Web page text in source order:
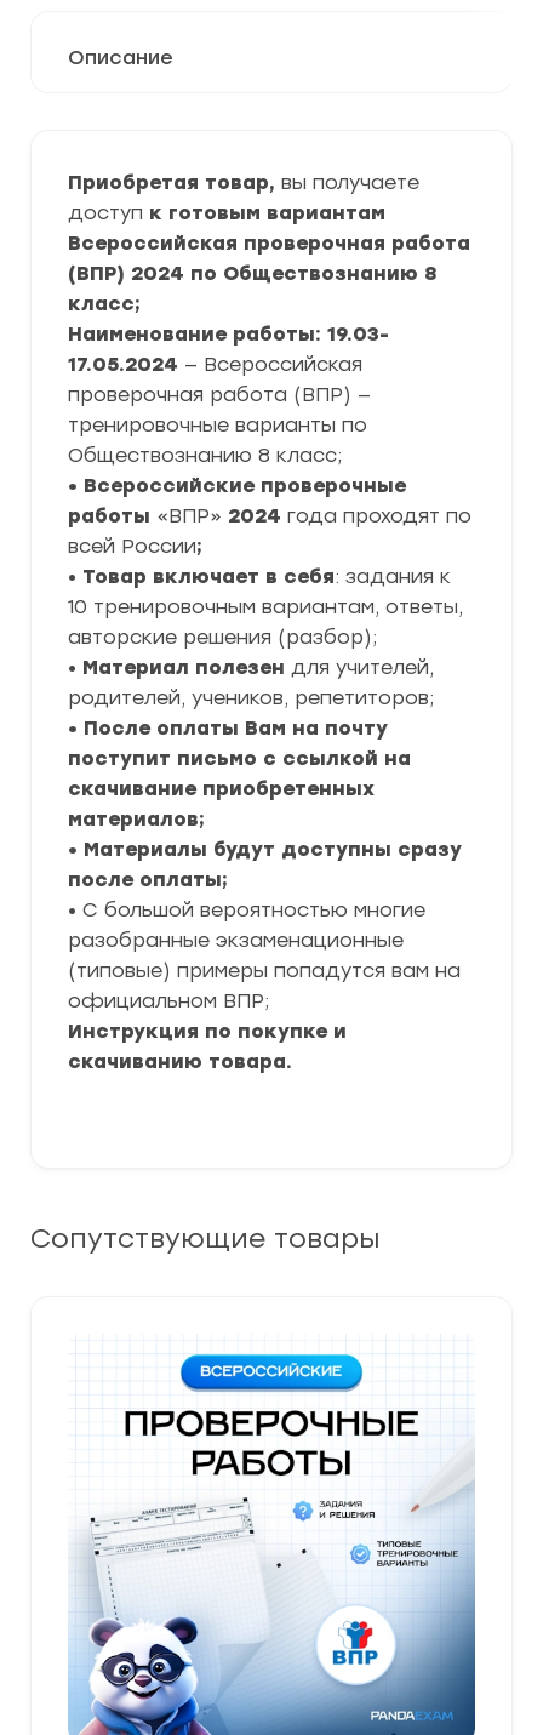
Описание
Приобретая товар, вы получаете
доступ к готовым вариантам
Всероссийская проверочная работа
(ВПР) 2024 по Обществознанию 8
класс;
Наименование работы: 19.03-
17.05.2024 — Всероссийская
проверочная работа (ВПР) —
тренировочные варианты по
Обществознанию 8 класс;
• Всероссийские проверочные
работы «ВПР» 2024 года проходят по
всей России;
• Товар включает в себя: задания к
10 тренировочным вариантам, ответы,
авторские решения (разбор);
• Материал полезен для учителей,
родителей, учеников, репетиторов;
• После оплаты Вам на почту
поступит письмо с ссылкой на
скачивание приобретенных
материалов;
• Материалы будут доступны сразу
после оплаты;
• С большой вероятностью многие
разобранные экзаменационные
(типовые) примеры попадутся вам на
официальном ВПР;
Инструкция по покупке и
скачиванию товара.
Сопутствующие товары